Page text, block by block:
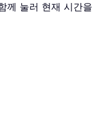
께 눌러 현재 시간을